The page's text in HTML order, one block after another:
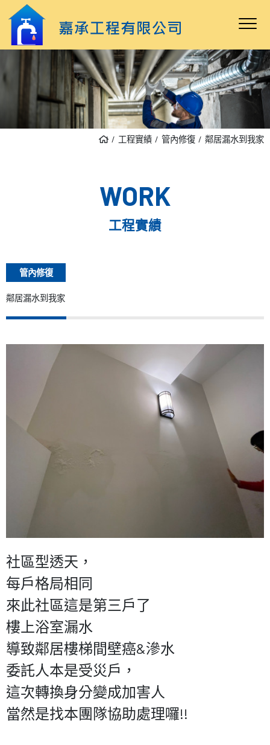
工程實績 管內修復 鄰居漏水到我家
WORK
工程實績
管內修復
鄰居漏水到我家
社區型透天，
每戶格局相同
來此社區這是第三戶了
樓上浴室漏水
導致鄰居樓梯間壁癌&滲水
委託人本是受災戶，
這次轉換身分變成加害人
當然是找本團隊協助處理囉!!